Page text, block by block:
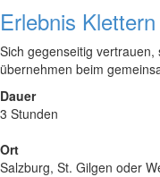
Erlebnis
Sich gegenseitig
übernehmen beim
Dauer
3 Stunden
Ort
Salzburg, St. Gilgen oder